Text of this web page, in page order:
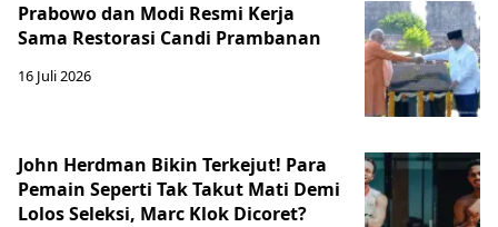
Prabowo dan Modi Resmi Kerja
Sama Restorasi Candi Prambanan
16 Juli 2026
John Herdman Bikin Terkejut! Para
Pemain Seperti Tak Takut Mati Demi
Lolos Seleksi, Marc Klok Dicoret?